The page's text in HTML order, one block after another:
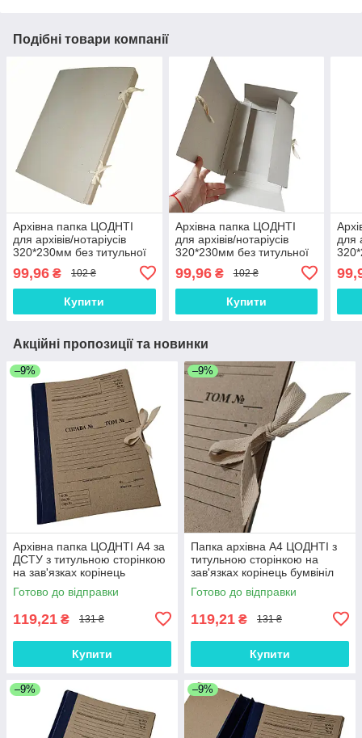
Подібні товари компанії
Архівна папка ЦОДНТІ
для архівів/нотаріусів
320*230мм без титульної
корінець 20 мм
99,96 ₴ 102 ₴
Купити
Архівна папка ЦОДНТІ
для архівів/нотаріусів
320*230мм без титульної
корінець 30 мм
99,96₴ 102 ₴
Купити
для
Акційні пропозиції та новинки
–9%
Архівна папка ЦОДНТІ А4 за
ДСТУ з титульною сторінкою
на зав'язках корінець
бумвініл 20мм
Готово до відправки
119,21 ₴ 131 ₴
Купити
–9%
Папка архівна А4 ЦОДНТІ з
титульною сторінкою на
зав'язках корінець бумвініл
20 мм
Готово до відправки
119,21 ₴ 131 ₴
Купити
–9% –9%